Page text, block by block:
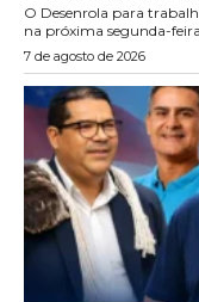
O Desenrola para
na próxima segunda-feira
7 de agosto de 2026